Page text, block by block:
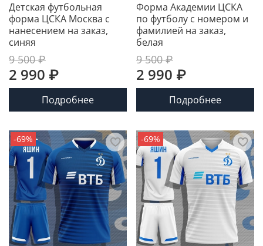
Детская футбольная
форма ЦСКА Москва с
нанесением на заказ,
синяя
9 500 ₽
2 990 ₽
Подробнее
Форма Академии ЦСКА
по футболу с номером и
фамилией на заказ,
белая
9 500 ₽
2 990 ₽
Подробнее
-69% -69%